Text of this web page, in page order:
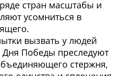
стран масштабы и
усомниться в
вызвать у людей
Дня Победы преследуют
стержня,